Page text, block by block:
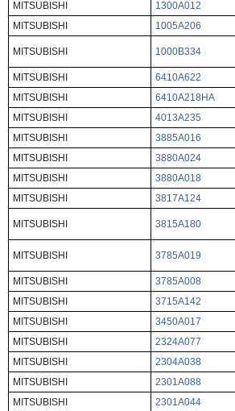
MITSUBISHI
1300A012
MITSUBISHI
1005A206
MITSUBISHI 1000B334
MITSUBISHI
6410A622
MITSUBISHI
6410A218HA
MITSUBISHI
4013A235
MITSUBISHI
3885A016
MITSUBISHI
3880A024
MITSUBISHI
3880A018
MITSUBISHI
3817A124
MITSUBISHI 3815A180
MITSUBISHI 3785A019
MITSUBISHI
3785A008
MITSUBISHI
3715A142
MITSUBISHI
3450A017
MITSUBISHI
2324A077
MITSUBISHI
2304A038
MITSUBISHI
2301A088
MITSUBISHI
2301A044